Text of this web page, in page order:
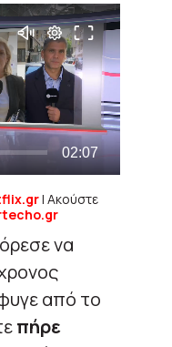
| Ακούστε
να
από το
πήρε